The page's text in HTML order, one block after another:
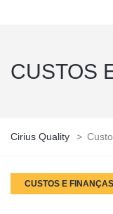
CUSTOS
Cirius Quality >
CUSTOS E FINANÇAS